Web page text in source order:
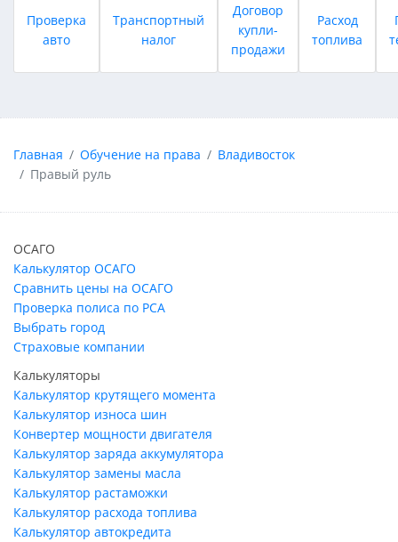
Проверка
авто
Транспортный
налог
Договор
купли-
продажи
Расход
топлива
Главная Обучение на права
Владивосток
Правый руль
ОСАГО
Калькулятор ОСАГО
Сравнить цены на ОСАГО
Проверка полиса по РСА
Выбрать город
Страховые компании
Калькуляторы
Калькулятор крутящего момента
Калькулятор износа шин
Конвертер мощности двигателя
Калькулятор заряда аккумулятора
Калькулятор замены масла
Калькулятор растаможки
Калькулятор расхода топлива
Калькулятор автокредита